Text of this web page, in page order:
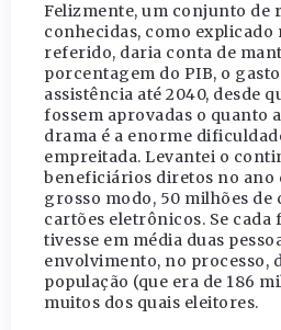
Felizmente, um conjunto de
conhecidas, como explicado
referido, daria conta de
porcentagem do PIB, o
assistência até 2040, desde
fossem aprovadas o quanto
drama é a enorme
empreitada. Levantei o
beneficiários diretos no ano
grosso modo, 50 milhões de
cartões eletrônicos. Se
tivesse em média duas
envolvimento, no processo,
população (que era de 186
muitos dos quais eleitores.